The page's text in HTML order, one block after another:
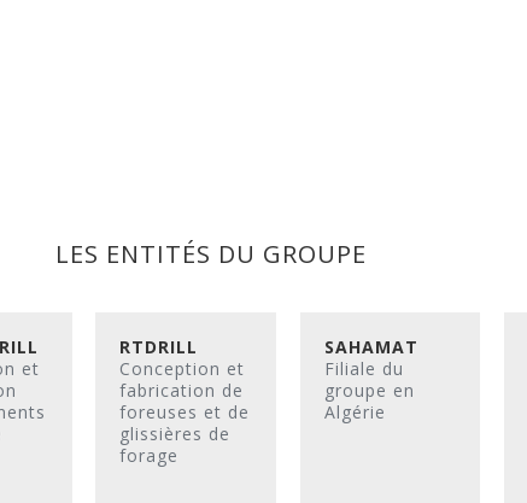
LES ENTITÉS DU GROUPE
et
RTDRILL
Conception et
fabrication de
foreuses et de
glissières de
forage
SAHAMAT
Filiale du
groupe en
Algérie